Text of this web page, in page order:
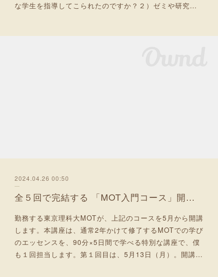
な学生を指導してこられたのですか？２）ゼミや研究…
2024.04.26 00:50
全５回で完結する 「MOT入門コース」開講！
勤務する東京理科大MOTが、上記のコースを5月から開講
します。本講座は、通常2年かけて修了するMOTでの学び
のエッセンスを、90分×5日間で学べる特別な講座で、僕
も１回担当します。第１回目は、5月13日（月）。開講…